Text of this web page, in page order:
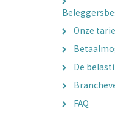
Onze
De
FAQ